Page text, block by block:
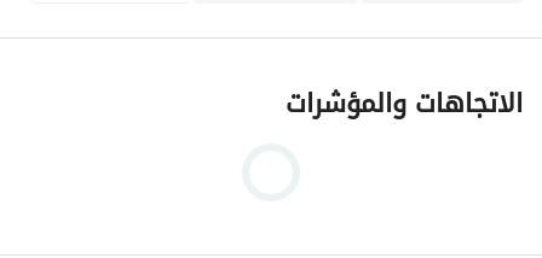
التفاصيل المالية:
الاتجاهات والمؤشرات